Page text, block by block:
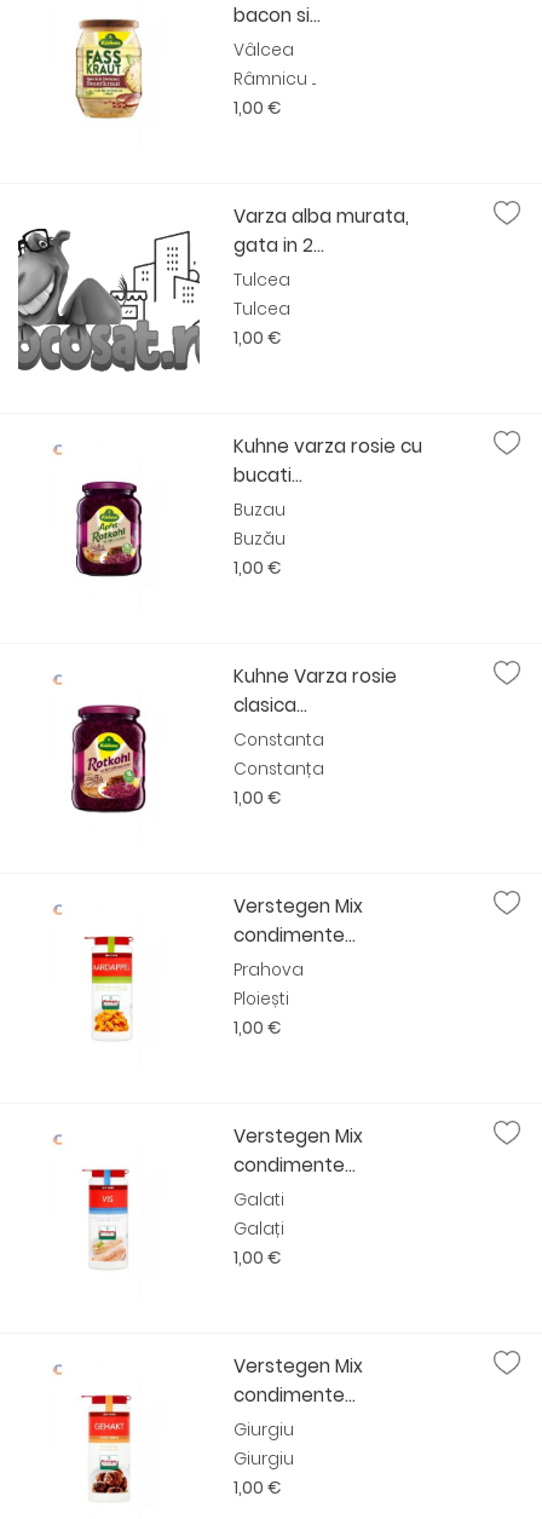
bacon si...
Vâlcea
Râmnicu ...
1,00 €
Varza alba murata,
gata in 2...
Tulcea
Tulcea
1,00 €
Kuhne varza rosie cu
bucati...
Buzau
Buzău
1,00 €
Kuhne Varza rosie
clasica...
Constanta
Constanța
1,00 €
Verstegen Mix
condimente...
Prahova
Ploiești
1,00 €
Verstegen Mix
condimente...
Galati
Galați
1,00 €
Verstegen Mix
condimente...
Giurgiu
Giurgiu
1,00 €